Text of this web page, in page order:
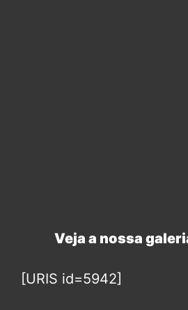
Veja a nossa
[URIS id=5942]